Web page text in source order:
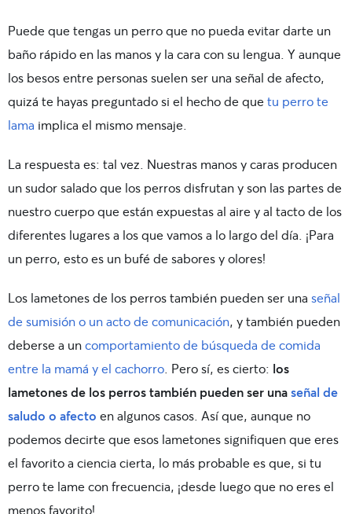
Puede que tengas un perro que no pueda evitar darte un
baño rápido en las manos y la cara con su lengua. Y aunque
los besos entre personas suelen ser una señal de afecto,
quizá te hayas preguntado si el hecho de quetu perro te
lama implica el mismo mensaje.
La respuesta es: tal vez. Nuestras manos y caras producen
un sudor salado que los perros disfrutan y son las partes de
nuestro cuerpo que están expuestas al aire y al tacto de los
diferentes lugares a los que vamos a lo largo del día. ¡Para
un perro, esto es un bufé de sabores y olores!
Los lametones de los perros también pueden ser una señal
de sumisión o un acto de comunicación, y también pueden
deberse a uncomportamiento de búsqueda de comida
entre la mamá y el cachorro . Pero sí, es cierto: los
lametones de los perros también pueden ser unaseñal de
saludo o afecto en algunos casos. Así que, aunque no
podemos decirte que esos lametones signifiquen que eres
el favorito a ciencia cierta, lo más probable es que, si tu
perro te lame con frecuencia, ¡desde luego que no eres el
menos favorito!